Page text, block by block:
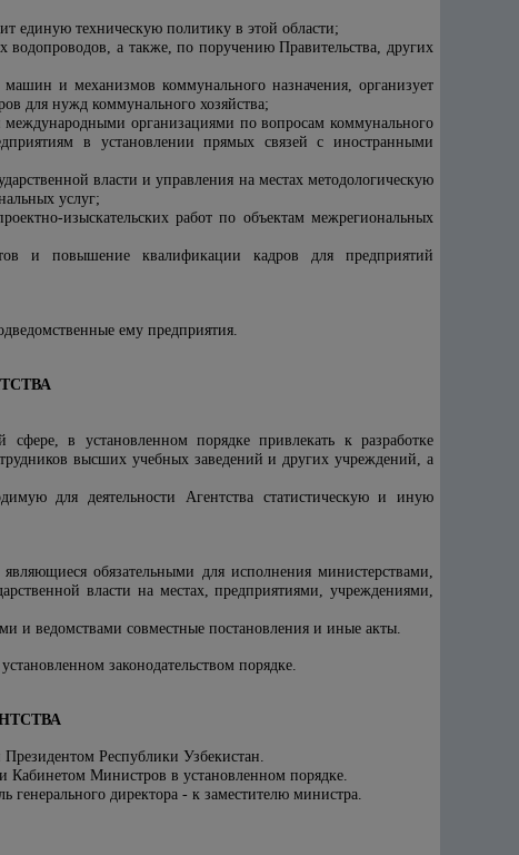
единую техническую политику в этой области;
водопроводов, а также, по поручению Правительства, других
и механизмов коммунального назначения, организует
для нужд коммунального хозяйства;
международными организациями по вопросам коммунального
в установлении прямых связей с иностранными
власти и управления на местах методологическую
услуг;
изыскательских работ по объектам межрегиональных
и повышение квалификации кадров для предприятий
ему предприятия.
в установленном порядке привлекать к разработке
высших учебных заведений и других учреждений, а
для деятельности Агентства статистическую и иную
обязательными для исполнения министерствами,
власти на местах, предприятиями, учреждениями,
и ведомствами совместные постановления и иные акты.
законодательством порядке.
Республики Узбекистан.
Кабинетом Министров в установленном порядке.
генерального директора - к заместителю министра.